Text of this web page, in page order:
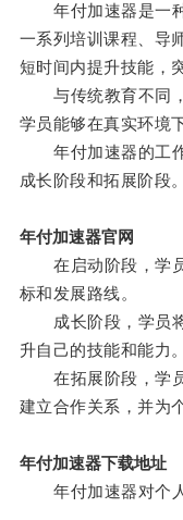
年付加速器是一种
一系列培训课程、导
短时间内提升技能，
与传统教育不同，
学员能够在真实环境
年付加速器的工作
成长阶段和拓展阶段。
年付加速器官网
在启动阶段，学员
标和发展路线。
成长阶段，学员将
升自己的技能和能力。
在拓展阶段，学员
建立合作关系，并为
年付加速器下载地址
年付加速器对个人